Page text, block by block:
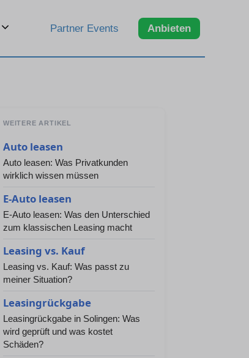
Partner Events Anbieten
WEITERE ARTIKEL
Auto leasen
Auto leasen: Was Privatkunden
wirklich wissen müssen
E-Auto leasen
E-Auto leasen: Was den Unterschied
zum klassischen Leasing macht
Leasing vs. Kauf
Leasing vs. Kauf: Was passt zu
meiner Situation?
Leasingrückgabe
Leasingrückgabe in Solingen: Was
wird geprüft und was kostet
Schäden?